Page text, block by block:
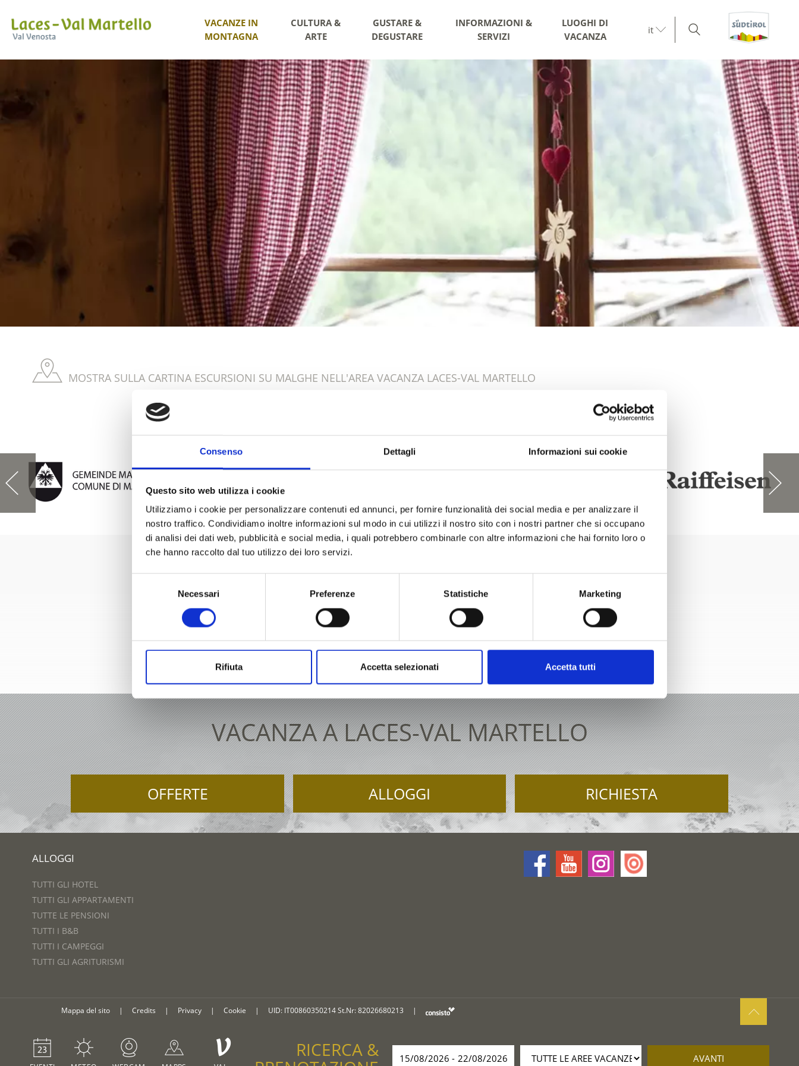
Consenso Dettagli Informazioni sui cookie
Questo sito web utilizza i cookie
Utilizziamo i cookie per personalizzare contenuti ed annunci, per fornire funzionalità dei social media e per analizzare il
nostro traffico. Condividiamo inoltre informazioni sul modo in cui utilizzi il nostro sito con i nostri partner che si occupano
di analisi dei dati web, pubblicità e social media, i quali potrebbero combinarle con altre informazioni che hai fornito loro o
che hanno raccolto dal tuo utilizzo dei loro servizi.
Necessari Preferenze Statistiche Marketing
Rifiuta Accetta selezionati Accetta tutti
VACANZE IN
MONTAGNA
CULTURA &
ARTE
GUSTARE &
DEGUSTARE
INFORMAZIONI &
SERVIZI
LUOGHI DI
VACANZA
it
MOSTRA SULLA CARTINA ESCURSIONI SU MALGHE NELL'AREA VACANZA LACES-VAL MARTELLO
+39 0473 62 31 09 info@latsch.it Cartina interattiva
VACANZA A LACES-VAL MARTELLO
OFFERTE ALLOGGI RICHIESTA
ALLOGGI
TUTTI GLI HOTEL
TUTTI GLI APPARTAMENTI
TUTTE LE PENSIONI
TUTTI I B&B
TUTTI I CAMPEGGI
TUTTI GLI AGRITURISMI
Mappa del sito | Credits | Privacy | Cookie | UID: IT00860350214 St.Nr: 82026680213 |
V RICERCA & AVANTI